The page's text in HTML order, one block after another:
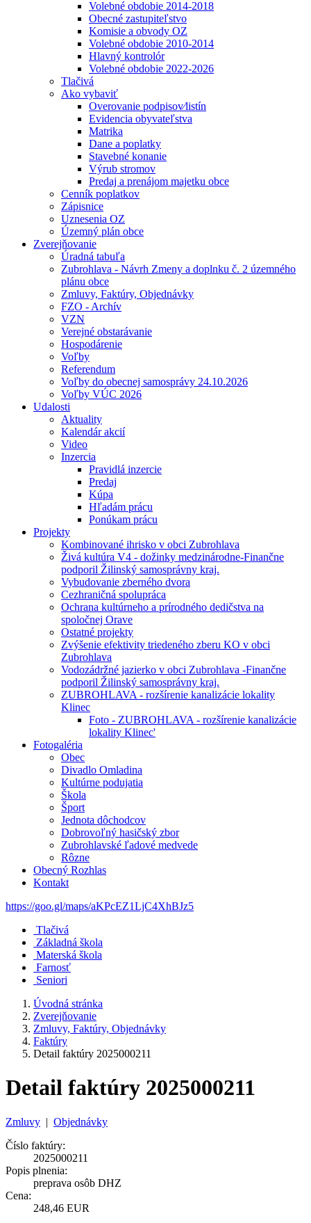
Volebné obdobie 2014-2018
Obecné zastupiteľstvo
Komisie a obvody OZ
Volebné obdobie 2010-2014
Hlavný kontrolór
Volebné obdobie 2022-2026
Tlačivá
Ako vybaviť
Overovanie podpisov⁄listín
Evidencia obyvateľstva
Matrika
Dane a poplatky
Stavebné konanie
Výrub stromov
Predaj a prenájom majetku obce
Cenník poplatkov
Zápisnice
Uznesenia OZ
Územný plán obce
Zverejňovanie
Úradná tabuľa
Zubrohlava - Návrh Zmeny a doplnku č. 2 územného
plánu obce
Zmluvy, Faktúry, Objednávky
FZO - Archív
VZN
Verejné obstarávanie
Hospodárenie
Voľby
Referendum
Voľby do obecnej samosprávy 24.10.2026
Voľby VÚC 2026
Udalosti
Aktuality
Kalendár akcií
Video
Inzercia
Pravidlá inzercie
Predaj
Kúpa
Hľadám prácu
Ponúkam prácu
Projekty
Kombinované ihrisko v obci Zubrohlava
Živá kultúra V4 - dožinky medzinárodne-Finančne
podporil Žilinský samosprávny kraj.
Vybudovanie zberného dvora
Cezhraničná spolupráca
Ochrana kultúrneho a prírodného dedičstva na
spoločnej Orave
Ostatné projekty
Zvýšenie efektivity triedeného zberu KO v obci
Zubrohlava
Vodozádržné jazierko v obci Zubrohlava -Finančne
podporil Žilinský samosprávny kraj.
ZUBROHLAVA - rozšírenie kanalizácie lokality
Klinec
Foto - ZUBROHLAVA - rozšírenie kanalizácie
lokality Klinec'
Fotogaléria
Obec
Divadlo Omladina
Kultúrne podujatia
Škola
Šport
Jednota dôchodcov
Dobrovoľný hasičský zbor
Zubrohlavské ľadové medvede
Rôzne
Obecný Rozhlas
Kontakt
https://goo.gl/maps/aKPcEZ1LjC4XhBJz5
Tlačivá
Základná škola
Materská škola
Farnosť
Seniori
Úvodná stránka
Zverejňovanie
Zmluvy, Faktúry, Objednávky
Faktúry
Detail faktúry 2025000211
Detail faktúry 2025000211
Zmluvy | Objednávky
Číslo faktúry:
2025000211
Popis plnenia:
preprava osôb DHZ
Cena:
248,46 EUR